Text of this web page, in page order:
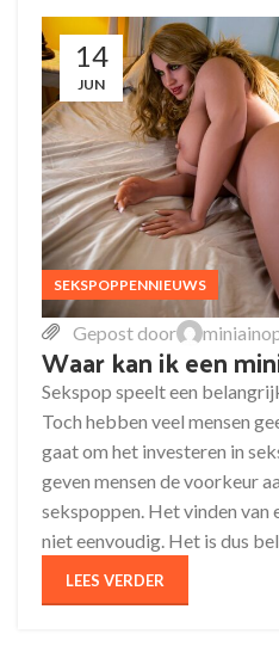
14
JUN
SEKSPOPPENNIEUWS
Gepost door
Waar kan ik een
Sekspop speelt een
Toch hebben veel mensen
gaat om het investeren in
geven mensen de voorkeur
sekspoppen. Het vinden van
niet eenvoudig. Het is dus
LEES VERDER